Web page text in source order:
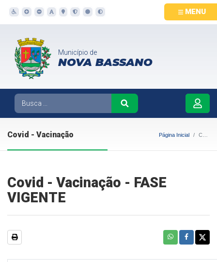
MENU
Município de
NOVA BASSANO
Covid - Vacinação Página Inicial Covid - Vacinação
Covid - Vacinação - FASE
VIGENTE